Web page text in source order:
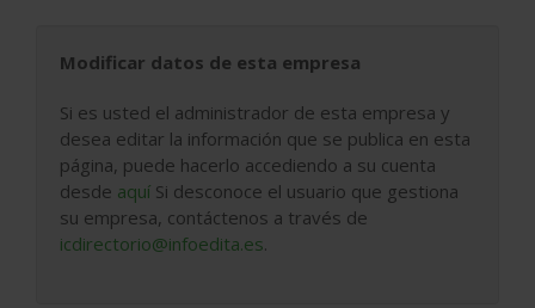
Modificar datos de esta empresa
Si es usted el administrador de esta empresa y
desea editar la información que se publica en esta
página, puede hacerlo accediendo a su cuenta
desde aquí Si desconoce el usuario que gestiona
su empresa, contáctenos a través de
icdirectorio@infoedita.es.